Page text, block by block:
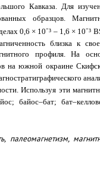
Кавказа. Для
образцов.
0,6 × 10⁻³ – 1,6 × 10⁻³
близка к
профиля. На
на южной окраине
Используя эти
байос–бат;
палеомагнетизм,